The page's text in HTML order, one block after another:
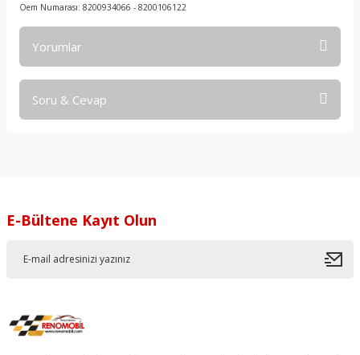
Oem Numarası: 8200934066 - 8200106122
Yorumlar
Soru & Cevap
E-Bültene Kayıt Olun